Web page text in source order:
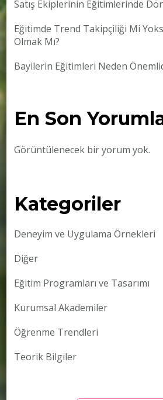
Satış Ekiplerinin Eğitimlerinde
Eğitimde Trend Takipçiliği Mi
Olmak Mı?
Bayilerin Eğitimleri Neden
En Son
Görüntülenecek bir yorum yok.
Kategoriler
Deneyim ve Uygulama Örnekleri
Diğer
Eğitim Programları ve Tasarımı
Kurumsal Akademiler
Öğrenme Trendleri
Teorik Bilgiler